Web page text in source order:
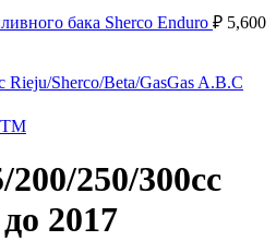
бака Sherco Enduro ₽ 5,600
Sherco/Beta/GasGas A.B.C
250/300сс
2017